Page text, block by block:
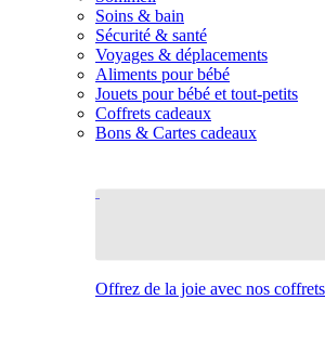
Soins & bain
Sécurité & santé
Voyages & déplacements
Aliments pour bébé
Jouets pour bébé et tout-petits
Coffrets cadeaux
Bons & Cartes cadeaux
Offrez de la joie avec nos